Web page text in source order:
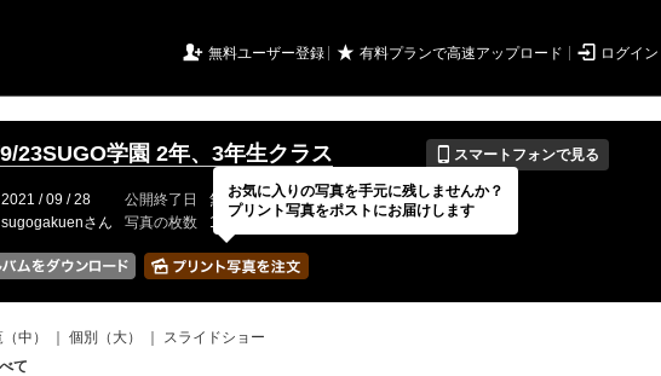
 無料ユーザー登録 ★ 有料プランで高速アップロード  ログイン
23SUGO学園 2年、3年生クラス 📱 スマートフォンで見る
2021 / 09 / 28 公開終了日 無期限 イベントの期間
---
sugogakuenさん 写真の枚数 1177 / 2000枚
中） 個別（大）
スライドショー
て
お気に入りの写真を手元に残しませんか？
プリント写真をポストにお届けします